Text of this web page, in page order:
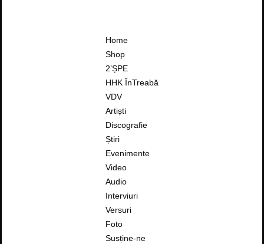
Home
Shop
2’ȘPE
HHK ÎnTreabă
VDV
Artiști
Discografie
Știri
Evenimente
Video
Audio
Interviuri
Versuri
Foto
Susține-ne